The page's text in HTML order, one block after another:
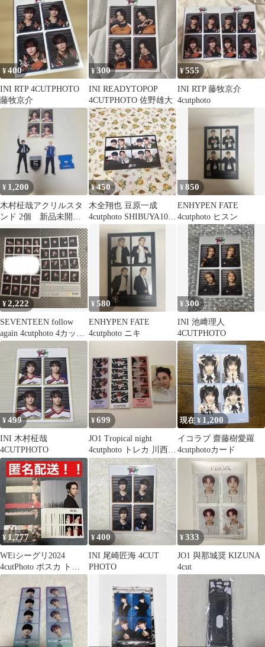
¥400
INI RTP 4CUTPHOTO
藤牧京介
¥300
INI READYTOPOP
4CUTPHOTO 佐野雄大
¥555
INI RTP 藤牧京介
4cutphoto
¥ 1,200
木村柾哉アクリルスタ
ンド 2個 新品未開封
4CUTPHOTO
¥450
木全翔也 豆原一成
4cutphoto SHIBUYA109
¥850
ENHYPEN FATE
4cutphoto ヒスン
¥2,222
SEVENTEEN follow
again 4cutphoto 4カット
フォト
¥580
ENHYPEN FATE
4cutphoto ニキ
¥300
INI 池﨑理人
4CUTPHOTO
¥499
INI 木村柾哉
4CUTPHOTO
¥699
JO1 Tropical night
4cutphoto トレカ 川西拓
実
現在 ¥ 1,200
イコラブ 齋藤樹愛羅
4cutphotoカード
¥1,777
WEiシーグリ2024
4cutPhoto ポスカ トレ
カ ドンハン まとめ売り
¥400
INI 尾崎匠海 4CUT
PHOTO
¥333
JO1 與那城奨 KIZUNA
4cut